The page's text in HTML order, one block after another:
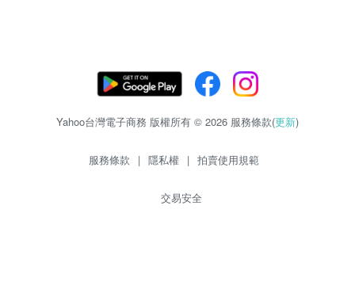
Yahoo台灣電子商務 版權所有 © 2026 服務條款(更新)
服務條款 | 隱私權 | 拍賣使用規範
交易安全